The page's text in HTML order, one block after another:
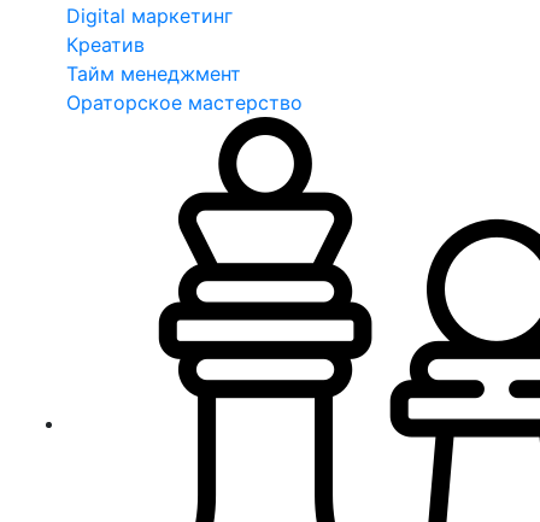
Digital маркетинг
Креатив
Тайм менеджмент
Ораторское мастерство